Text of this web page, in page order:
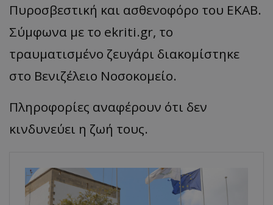
Πυροσβεστική και ασθενοφόρο του ΕΚΑΒ.
Σύμφωνα με το ekriti.gr, το
τραυματισμένο ζευγάρι διακομίστηκε
στο Βενιζέλειο Νοσοκομείο.
Πληροφορίες αναφέρουν ότι δεν
κινδυνεύει η ζωή τους.